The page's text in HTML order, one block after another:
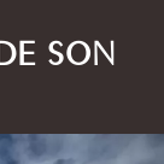
SON